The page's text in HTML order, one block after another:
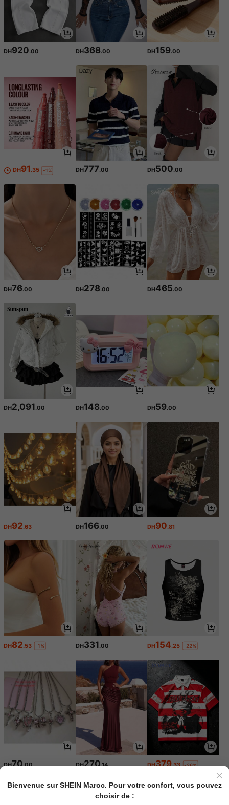
DH920.00 DH368.00 DH159.00
DH91.35 -1% DH777.00 DH500.00
DH76.00 DH278.00 DH465.00
DH2,091.00 DH148.00 DH59.00
DH92.63 DH166.00 DH90.81
DH82.53 -1% DH331.00 DH154.25 -22%
DH70.00 DH270.14 DH379.33 -26%
Bienvenue sur SHEIN Maroc. Pour votre confort, vous pouvez
choisir de :